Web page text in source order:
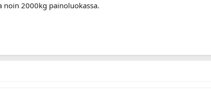
noin 2000kg painoluokassa.